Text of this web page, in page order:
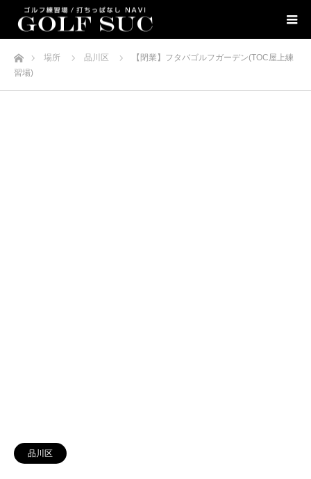
ホーム場所 品川区
【閉業】フタバゴルフガーデン(TOC屋上練
習場)
品川区